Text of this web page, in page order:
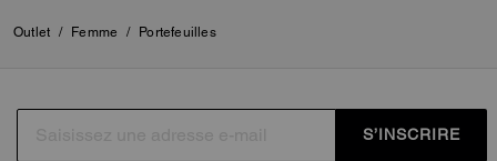
Outlet / Femme / Portefeuilles
S’INSCRIRE